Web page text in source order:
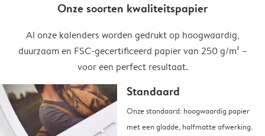
Onze soorten kwaliteitspapier
Al onze kalenders worden gedrukt op hoogwaardig,
duurzaam en FSC-gecertificeerd papier van 250 g/m² –
voor een perfect resultaat.
Standaard
Onze standaard: hoogwaardig papier
met een gladde, halfmatte afwerking.